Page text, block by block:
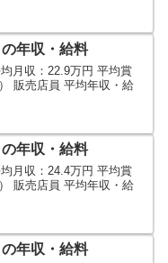
年収・給料
月収：22.9万円 平均賞
販売店員 平均年収・給
年収・給料
月収：24.4万円 平均賞
販売店員 平均年収・給
年収・給料